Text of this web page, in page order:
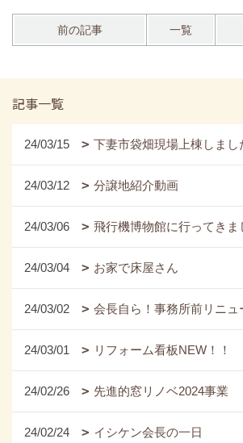
前の記事 一覧
記事一覧
24/03/15 下妻市袋畑現場上棟しまし
24/03/12 分譲地紹介動画
24/03/06 飛行機博物館に行ってきま
24/03/04 お家で床屋さん
24/03/02 会長自ら！事務所前リニュ
24/03/01 リフォーム看板NEW！！
24/02/26 先進的窓リノベ2024事業
24/02/24 イシケン会長の一日